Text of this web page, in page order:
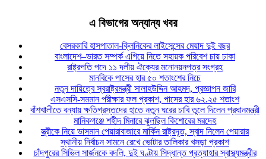
এ বিভাগের অন্যান্য খবর
বেসরকারি হাসপাতাল-ক্লিনিকের লাইসেন্সের মেয়াদ দুই বছর
বাংলাদেশ–ভারত সম্পর্ক এগিয়ে নিতে সহায়ক পরিবেশ চায় ঢাকা
রাষ্ট্রপতি পদে ১১ দলীয় ঐক্যের মনোনয়নপত্র সংগ্রহ
মানবিকে পাসের হার ৫০ শতাংশের নিচে
নতুন দায়িত্বে স্বরাষ্ট্রমন্ত্রী সালাহউদ্দিন আহমদ, প্রজ্ঞাপন জারি
এসএসসি-সমমান পরীক্ষার ফল প্রকাশ, পাসের হার ৬২.২৫ শতাংশ
বাঁশখালীতে বন্যায় ক্ষতিগ্রস্তদের হাতে নতুন ঘরের চাবি তুলে দিলেন প্রধানমন্ত্রী
মানিকগঞ্জে শহীদ মিনারে ঝুলছিল কিশোরের মরদেহ
স্ত্রীকে নিয়ে ভাসমান পেয়ারাবাজারে মার্কিন রাষ্ট্রদূত, স্বাদ নিলেন পেয়ারার
স্থানীয় নির্বাচন সামনে রেখে ভোটার তালিকার খসড়া প্রকাশ
চাঁদপুরের সিভিল সার্জনকে বদলি, দুই ঘণ্টায় সিদ্ধান্ত প্রত্যাহার স্বাস্থ্যমন্ত্রীর